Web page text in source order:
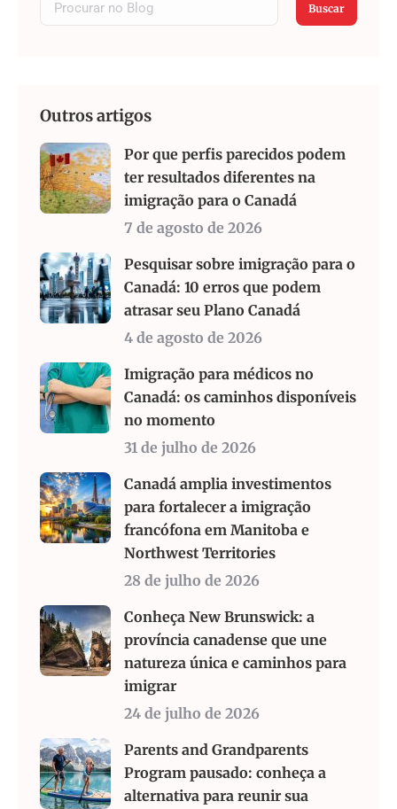
Buscar
Outros artigos
Por que perfis parecidos podem
ter resultados diferentes na
imigração para o Canadá
7 de agosto de 2026
Pesquisar sobre imigração para o
Canadá: 10 erros que podem
atrasar seu Plano Canadá
4 de agosto de 2026
Imigração para médicos no
Canadá: os caminhos disponíveis
no momento
31 de julho de 2026
Canadá amplia investimentos
para fortalecer a imigração
francófona em Manitoba e
Northwest Territories
28 de julho de 2026
Conheça New Brunswick: a
província canadense que une
natureza única e caminhos para
imigrar
24 de julho de 2026
Parents and Grandparents
Program pausado: conheça a
alternativa para reunir sua